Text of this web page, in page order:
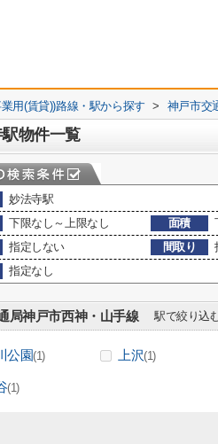
業用(賃貸))路線・駅から探す > 神戸市交
物件一覧
妙法寺駅
下限なし～上限なし 面積
指定しない 間取り
指定なし
局神戸市西神・山手線 駅で絞り込
公園(1) 上沢(1)
(1)